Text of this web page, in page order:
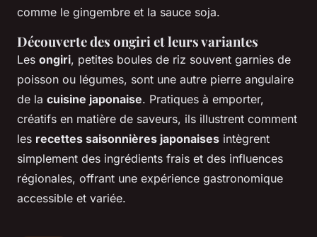
comme le gingembre et la sauce soja.
Découverte des ongiri et leurs variantes
Les ongiri, petites boules de riz souvent garnies de
poisson ou légumes, sont une autre pierre angulaire
de la cuisine japonaise. Pratiques à emporter,
créatifs en matière de saveurs, ils illustrent comment
les recettes saisonnières japonaises intègrent
simplement des ingrédients frais et des influences
régionales, offrant une expérience gastronomique
accessible et variée.